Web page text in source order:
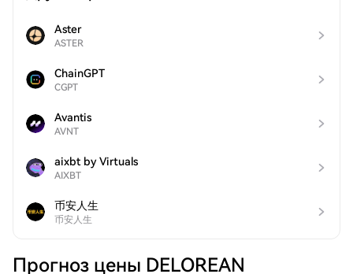
Aster
ASTER
ChainGPT
CGPT
Avantis
AVNT
aixbt by Virtuals
AIXBT
币安人生
币安人生
Прогноз цены DELOREAN